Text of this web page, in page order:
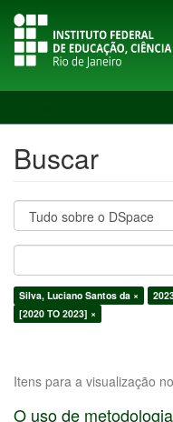
Buscar
Silva, Luciano Santos da ×
[2020 TO 2023] ×
Itens para a visualização
O uso de